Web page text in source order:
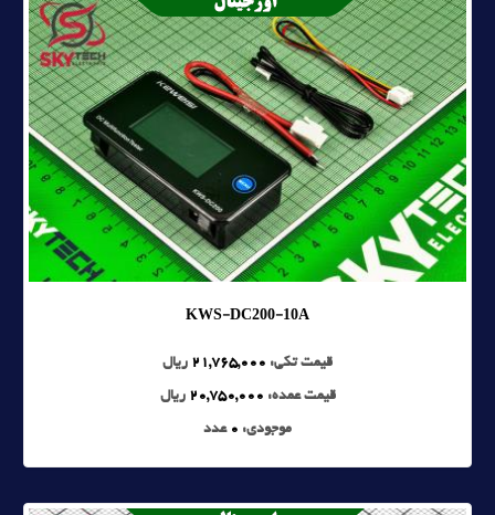
KWS-DC200-10A
قیمت تکی: 21,765,000 ریال
قیمت عمده: 20,750,000 ریال
موجودی: 0 عدد